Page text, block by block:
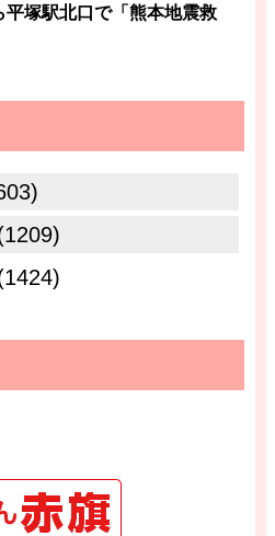
平塚駅北口で「熊本地震救